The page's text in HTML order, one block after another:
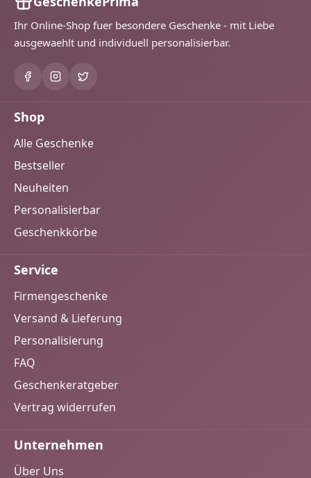
Ihr Online-Shop fuer besondere Geschenke - mit Liebe
ausgewaehlt und individuell personalisierbar.
Shop
Alle Geschenke
Bestseller
Neuheiten
Personalisierbar
Geschenkkörbe
Service
Firmengeschenke
Versand & Lieferung
Personalisierung
FAQ
Geschenkeratgeber
Vertrag widerrufen
Unternehmen
Über Uns